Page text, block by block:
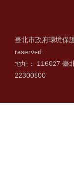
臺北市政府環境保
reserved.
地址： 116027 臺
22300800